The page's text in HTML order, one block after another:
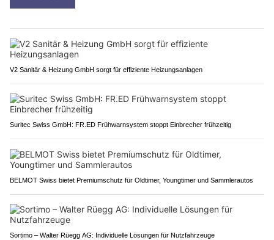
V2 Sanitär & Heizung GmbH sorgt für effiziente Heizungsanlagen
Suritec Swiss GmbH: FR.ED Frühwarnsystem stoppt Einbrecher frühzeitig
BELMOT Swiss bietet Premiumschutz für Oldtimer, Youngtimer und Sammlerautos
Sortimo – Walter Rüegg AG: Individuelle Lösungen für Nutzfahrzeuge